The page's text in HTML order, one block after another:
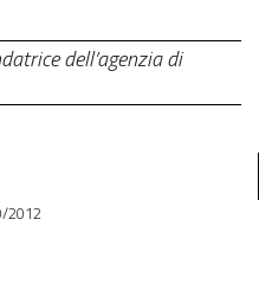
dell’agenzia di
2012